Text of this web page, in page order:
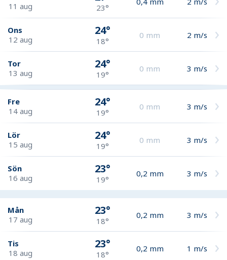
11 aug
23°
Ons
12 aug
24°
18°
0 mm 2 m/s
Tor
13 aug
24°
19°
0 mm 3 m/s
Fre
14 aug
24°
19°
0 mm 3 m/s
Lör
15 aug
24°
19°
0 mm 3 m/s
Sön
16 aug
23°
19°
0,2 mm 3 m/s
Mån
17 aug
23°
18°
0,2 mm 3 m/s
Tis
18 aug
23°
18°
0,2 mm 1 m/s